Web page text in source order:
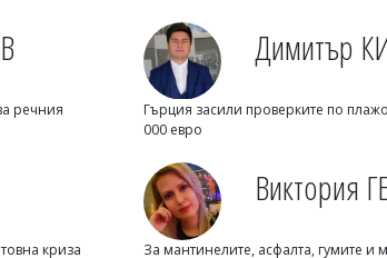
Бургаска
речния
Димитър
Гърция засили проверките по
000 евро
криза
Виктория
За мантинелите, асфалта, гумите и